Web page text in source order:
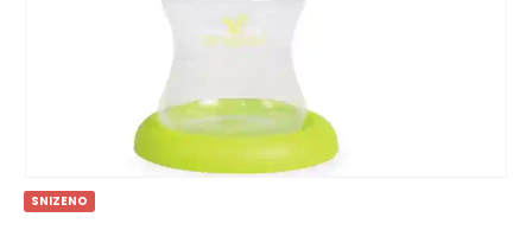
SNIZENO